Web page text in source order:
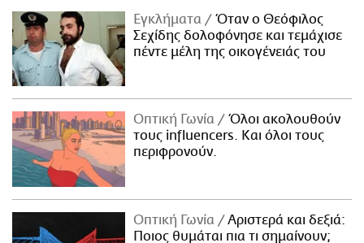
Εγκλήματα
Όταν ο Θεόφιλος
Σεχίδης δολοφόνησε και τεμάχισε
πέντε μέλη της οικογένειάς του
Οπτική Γωνία
Όλοι ακολουθούν
τους influencers. Και όλοι τους
περιφρονούν.
Οπτική Γωνία
Αριστερά και δεξιά:
Ποιος θυμάται πια τι σημαίνουν;